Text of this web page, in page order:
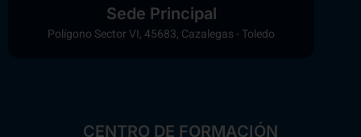
Sede Principal
Polígono Sector VI, 45683, Cazalegas - Toledo
CENTRO DE FORMACIÓN